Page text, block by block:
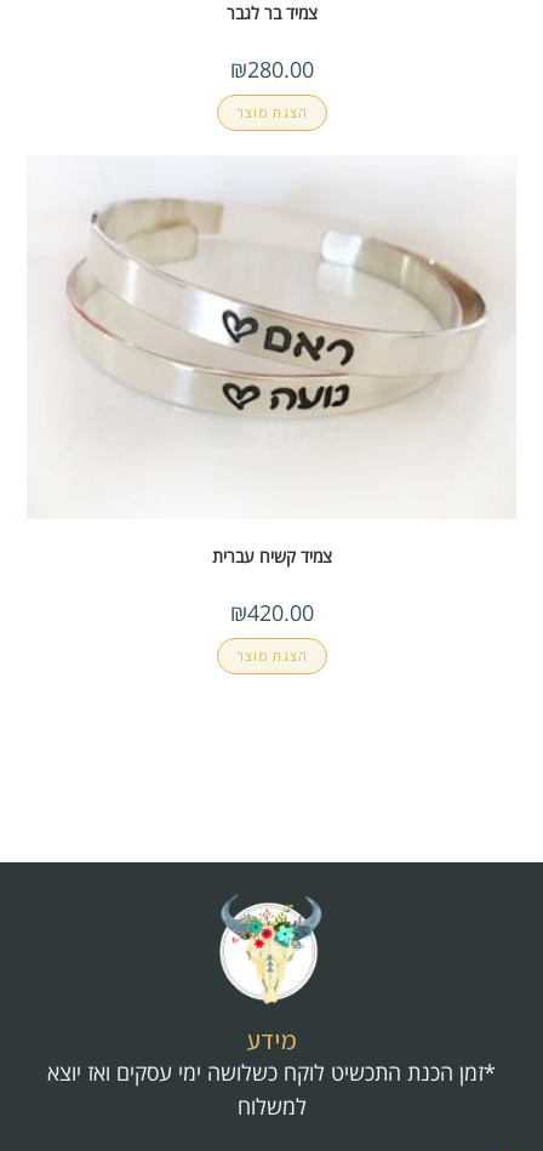
צמיד בר לגבר
₪280.00
הצגת מוצר
צמיד קשיח עברית
₪420.00
הצגת מוצר
מידע
*זמן הכנת התכשיט לוקח כשלושה ימי עסקים ואז יוצא
למשלוח